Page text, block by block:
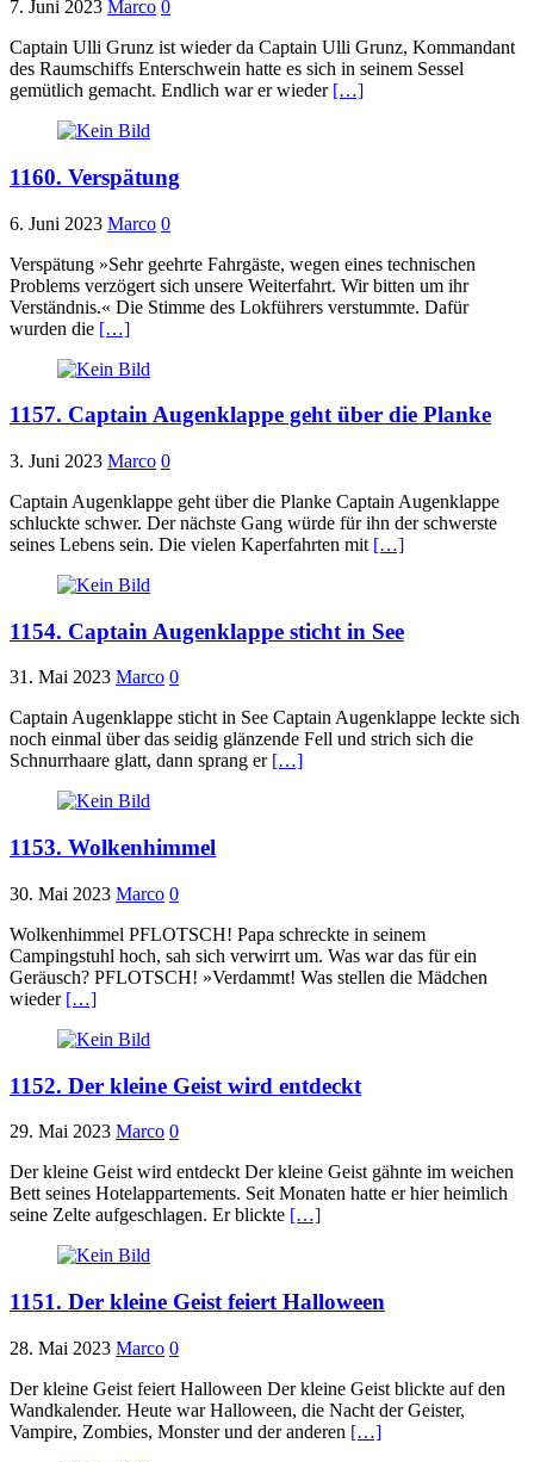
7. Juni 2023 Marco 0
Captain Ulli Grunz ist wieder da Captain Ulli Grunz, Kommandant
des Raumschiffs Enterschwein hatte es sich in seinem Sessel
gemütlich gemacht. Endlich war er wieder […]
1160. Verspätung
6. Juni 2023 Marco 0
Verspätung »Sehr geehrte Fahrgäste, wegen eines technischen
Problems verzögert sich unsere Weiterfahrt. Wir bitten um ihr
Verständnis.« Die Stimme des Lokführers verstummte. Dafür
wurden die […]
1157. Captain Augenklappe geht über die Planke
3. Juni 2023 Marco 0
Captain Augenklappe geht über die Planke Captain Augenklappe
schluckte schwer. Der nächste Gang würde für ihn der schwerste
seines Lebens sein. Die vielen Kaperfahrten mit […]
1154. Captain Augenklappe sticht in See
31. Mai 2023 Marco 0
Captain Augenklappe sticht in See Captain Augenklappe leckte sich
noch einmal über das seidig glänzende Fell und strich sich die
Schnurrhaare glatt, dann sprang er […]
1153. Wolkenhimmel
30. Mai 2023 Marco 0
Wolkenhimmel PFLOTSCH! Papa schreckte in seinem
Campingstuhl hoch, sah sich verwirrt um. Was war das für ein
Geräusch? PFLOTSCH! »Verdammt! Was stellen die Mädchen
wieder […]
1152. Der kleine Geist wird entdeckt
29. Mai 2023 Marco 0
Der kleine Geist wird entdeckt Der kleine Geist gähnte im weichen
Bett seines Hotelappartements. Seit Monaten hatte er hier heimlich
seine Zelte aufgeschlagen. Er blickte […]
1151. Der kleine Geist feiert Halloween
28. Mai 2023 Marco 0
Der kleine Geist feiert Halloween Der kleine Geist blickte auf den
Wandkalender. Heute war Halloween, die Nacht der Geister,
Vampire, Zombies, Monster und der anderen […]